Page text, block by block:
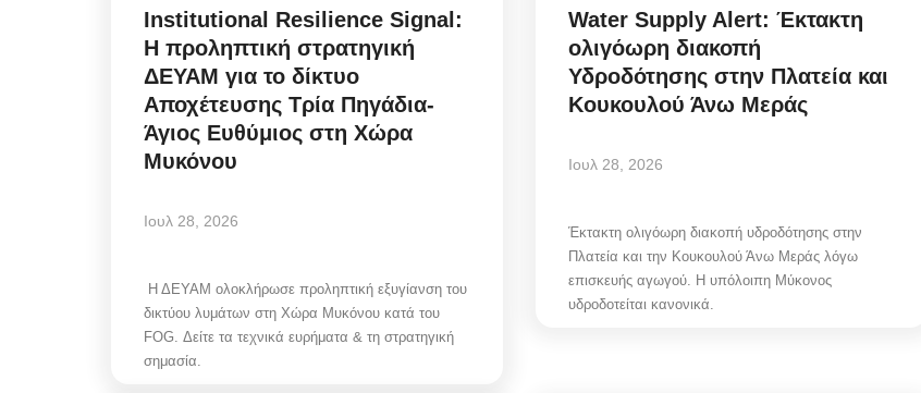
Institutional Resilience Signal:
Η προληπτική στρατηγική
ΔΕΥΑΜ για το δίκτυο
Αποχέτευσης Τρία Πηγάδια-
Άγιος Ευθύμιος στη Χώρα
Μυκόνου
Ιουλ 28, 2026
Η ΔΕΥΑΜ ολοκλήρωσε προληπτική εξυγίανση του
δικτύου λυμάτων στη Χώρα Μυκόνου κατά του
FOG. Δείτε τα τεχνικά ευρήματα & τη στρατηγική
σημασία.
Water Supply Alert: Έκτακτη
ολιγόωρη διακοπή
Υδροδότησης στην Πλατεία και
Κουκουλού Άνω Μεράς
Ιουλ 28, 2026
Έκτακτη ολιγόωρη διακοπή υδροδότησης στην
Πλατεία και την Κουκουλού Άνω Μεράς λόγω
επισκευής αγωγού. Η υπόλοιπη Μύκονος
υδροδοτείται κανονικά.
Mykonos News